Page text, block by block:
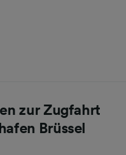
zur Zugfahrt
Brüssel